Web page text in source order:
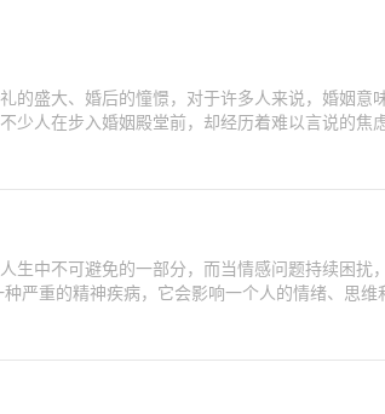
的盛大、婚后的憧憬，对于许多人来说，婚姻意
少人在步入婚姻殿堂前，却经历着难以言说的焦
生中不可避免的一部分，而当情感问题持续困扰